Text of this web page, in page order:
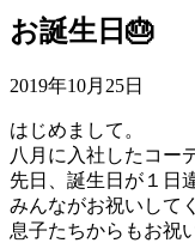
お誕生日🎂
2019年10月25日
はじめまして。
八月に入社したコー
先日、誕生日が１日
みんながお祝いして
息子たちからもお祝